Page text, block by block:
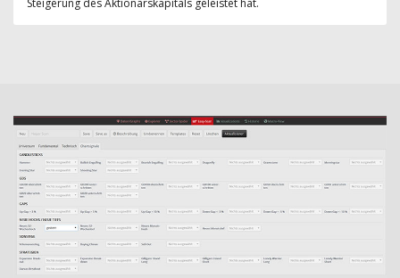
Steigerung des Aktionärskapitals geleistet hat.